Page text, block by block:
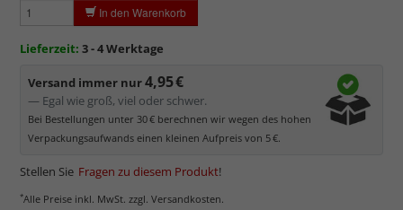
werden kann.
Schutz des Bildes.
Normalglas hat eine leichte Grünfärbung
, wodurch es im
Bereich der Weißtöne zu einem dezenten Grünschimmer
kommt. Für Bilder mit hellen Farben empfehlen wir Kunst- oder
Museumsglas.
In den Warenkorb
Lieferzeit: 3 - 4 Werktage
Versand immer nur4,95 €
— Egal wie groß, viel oder schwer.
Bei Bestellungen unter 30 € berechnen wir wegen des hohen
Verpackungsaufwands einen kleinen Aufpreis von 5 €.
Stellen Sie Fragen zu diesem Produkt!
*Alle Preise inkl. MwSt. zzgl. Versandkosten.